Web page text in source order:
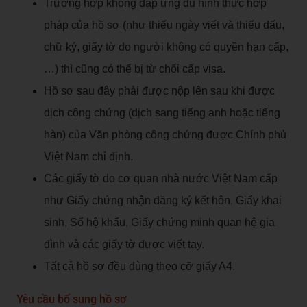
Trường hợp không đáp ứng đủ hình thức hợp
pháp của hồ sơ (như thiếu ngày viết và thiếu dấu,
chữ ký, giấy tờ do người không có quyền hạn cấp,
…) thì cũng có thể bị từ chối cấp visa.
Hồ sơ sau đây phải được nộp lên sau khi được
dịch công chứng (dịch sang tiếng anh hoặc tiếng
hàn) của Văn phòng công chứng được Chính phủ
Việt Nam chỉ định.
Các giấy tờ do cơ quan nhà nước Việt Nam cấp
như Giấy chứng nhận đăng ký kết hôn, Giấy khai
sinh, Sổ hộ khẩu, Giấy chứng minh quan hệ gia
đình và các giấy tờ được viết tay.
Tất cả hồ sơ đều dùng theo cỡ giấy A4.
Yêu cầu bổ sung hồ sơ